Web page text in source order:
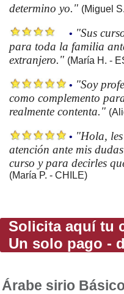
determino yo." (Miguel
• "Sus
para toda la familia
extranjero." (María H. -
• "Soy
como complemento
realmente contenta."
• "Hola,
atención ante mis
curso y para decirles
(María P. - CHILE)
Solicita aquí tu
Un solo pago -
Árabe sirio